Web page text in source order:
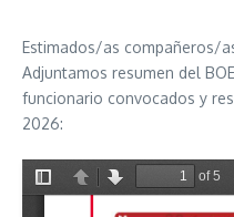
Estimados/as compañeros/
Adjuntamos resumen del
funcionario convocados y
2026: